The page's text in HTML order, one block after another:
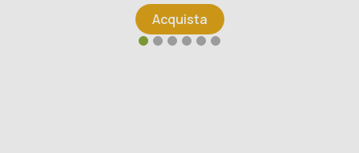
Acquista